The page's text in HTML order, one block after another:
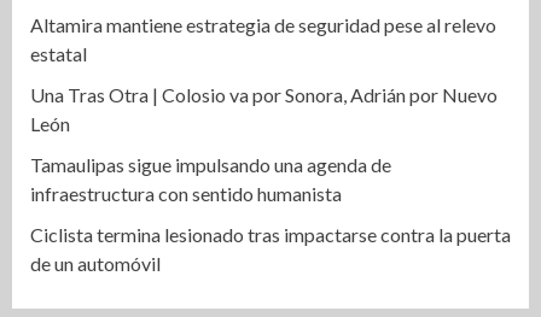
Altamira mantiene estrategia de seguridad pese al relevo
estatal
Una Tras Otra | Colosio va por Sonora, Adrián por Nuevo
León
Tamaulipas sigue impulsando una agenda de
infraestructura con sentido humanista
Ciclista termina lesionado tras impactarse contra la puerta
de un automóvil